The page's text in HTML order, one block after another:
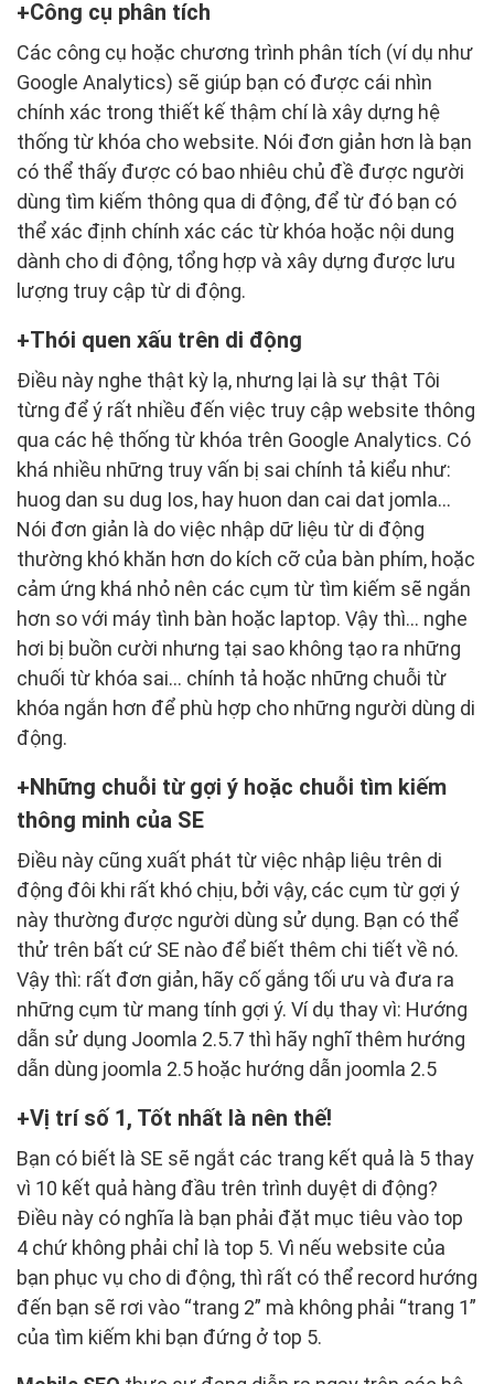
Công cụ phân tích
Các công cụ hoặc chương trình phân tích (ví dụ như
Google Analytics) sẽ giúp bạn có được cái nhìn
chính xác trong thiết kế thậm chí là xây dựng hệ
thống từ khóa cho website. Nói đơn giản hơn là bạn
có thể thấy được có bao nhiêu chủ đề được người
dùng tìm kiếm thông qua di động, để từ đó bạn có
thể xác định chính xác các từ khóa hoặc nội dung
dành cho di động, tổng hợp và xây dựng được lưu
lượng truy cập từ di động.
Thói quen xấu trên di động
Điều này nghe thật kỳ lạ, nhưng lại là sự thật Tôi
từng để ý rất nhiều đến việc truy cập website thông
qua các hệ thống từ khóa trên Google Analytics. Có
khá nhiều những truy vấn bị sai chính tả kiểu như:
huog dan su dug Ios, hay huon dan cai dat jomla…
Nói đơn giản là do việc nhập dữ liệu từ di động
thường khó khăn hơn do kích cỡ của bàn phím, hoặc
cảm ứng khá nhỏ nên các cụm từ tìm kiếm sẽ ngắn
hơn so với máy tình bàn hoặc laptop. Vậy thì… nghe
hơi bị buồn cười nhưng tại sao không tạo ra những
chuối từ khóa sai… chính tả hoặc những chuỗi từ
khóa ngắn hơn để phù hợp cho những người dùng di
động.
Những chuỗi từ gợi ý hoặc chuỗi tìm kiếm
thông minh của SE
Điều này cũng xuất phát từ việc nhập liệu trên di
động đôi khi rất khó chịu, bởi vậy, các cụm từ gợi ý
này thường được người dùng sử dụng. Bạn có thể
thử trên bất cứ SE nào để biết thêm chi tiết về nó.
Vậy thì: rất đơn giản, hãy cố gắng tối ưu và đưa ra
những cụm từ mang tính gợi ý. Ví dụ thay vì: Hướng
dẫn sử dụng Joomla 2.5.7 thì hãy nghĩ thêm hướng
dẫn dùng joomla 2.5 hoặc hướng dẫn joomla 2.5
Vị trí số 1, Tốt nhất là nên thế!
Bạn có biết là SE sẽ ngắt các trang kết quả là 5 thay
vì 10 kết quả hàng đầu trên trình duyệt di động?
Điều này có nghĩa là bạn phải đặt mục tiêu vào top
4 chứ không phải chỉ là top 5. Vì nếu website của
bạn phục vụ cho di động, thì rất có thể record hướng
đến bạn sẽ rơi vào “trang 2” mà không phải “trang 1”
của tìm kiếm khi bạn đứng ở top 5.